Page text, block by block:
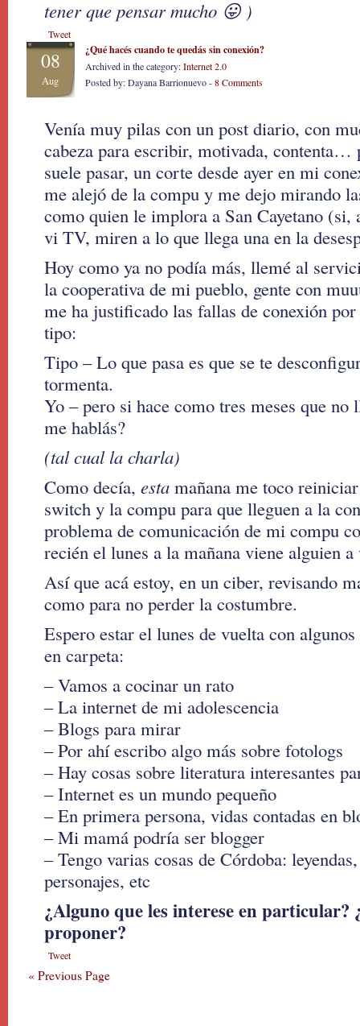
tener que pensar mucho 😛 )
Tweet
08
Aug
¿Qué hacés cuando te quedás sin conexión?
Archived in the category:Internet 2.0
Posted by: Dayana Barrionuevo -8 Comments
Venía muy pilas con un post diario, con
cabeza para escribir, motivada, contenta…
suele pasar, un corte desde ayer en mi
me alejó de la compu y me dejo mirando
como quien le implora a San Cayetano (si,
vi TV, miren a lo que llega una en la
Hoy como ya no podía más, llemé al
la cooperativa de mi pueblo, gente con
me ha justificado las fallas de conexión
tipo:
Tipo – Lo que pasa es que se te
tormenta.
Yo – pero si hace como tres meses que no
me hablás?
(tal cual la charla)
Como decía, esta mañana me toco
switch y la compu para que lleguen a la
problema de comunicación de mi compu
recién el lunes a la mañana viene alguien a
Así que acá estoy, en un ciber, revisando
como para no perder la costumbre.
Espero estar el lunes de vuelta con
en carpeta:
– Vamos a cocinar un rato
– La internet de mi adolescencia
– Blogs para mirar
– Por ahí escribo algo más sobre fotologs
– Hay cosas sobre literatura interesantes
– Internet es un mundo pequeño
– En primera persona, vidas contadas en
– Mi mamá podría ser blogger
– Tengo varias cosas de Córdoba:
personajes, etc
¿Alguno que les interese en particular?
proponer?
Tweet
« Previous Page